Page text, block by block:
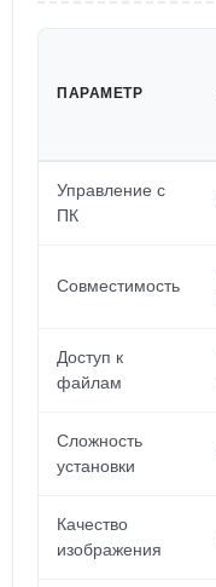
ПАРАМЕТР
Управление с
ПК
Совместимость
Доступ к
файлам
Сложность
установки
Качество
изображения